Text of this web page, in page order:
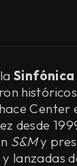
Sinfónica
Center
desde
S&My
lanzadas